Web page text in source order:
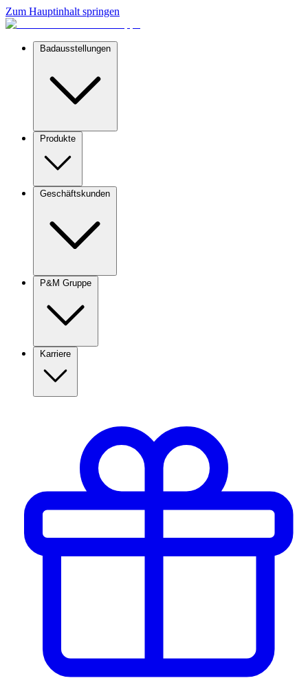
Zum Hauptinhalt springen
Badausstellungen
Produkte
Geschäftskunden
P&M Gruppe
Karriere